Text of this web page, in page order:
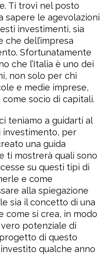
Ti trovi nel posto
sapere le agevolazioni
investimenti, sia
che dell’impresa
Sfortunatamente
che l’Italia è uno dei
non solo per chi
e medie imprese,
socio di capitali.
teniamo a guidarti al
per
una guida
ti mostrerà quali sono
su questi tipi di
e come
alla spiegazione
sia il concetto di una
come si crea, in modo
potenziale di
di questo
qualche anno